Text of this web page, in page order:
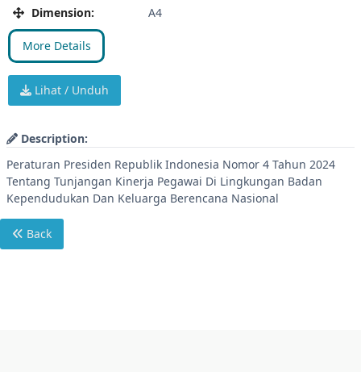
Dimension:
A4
More Details
Lihat / Unduh
Description:
Peraturan Presiden Republik Indonesia Nomor 4 Tahun 2024
Tentang Tunjangan Kinerja Pegawai Di Lingkungan Badan
Kependudukan Dan Keluarga Berencana Nasional
Back